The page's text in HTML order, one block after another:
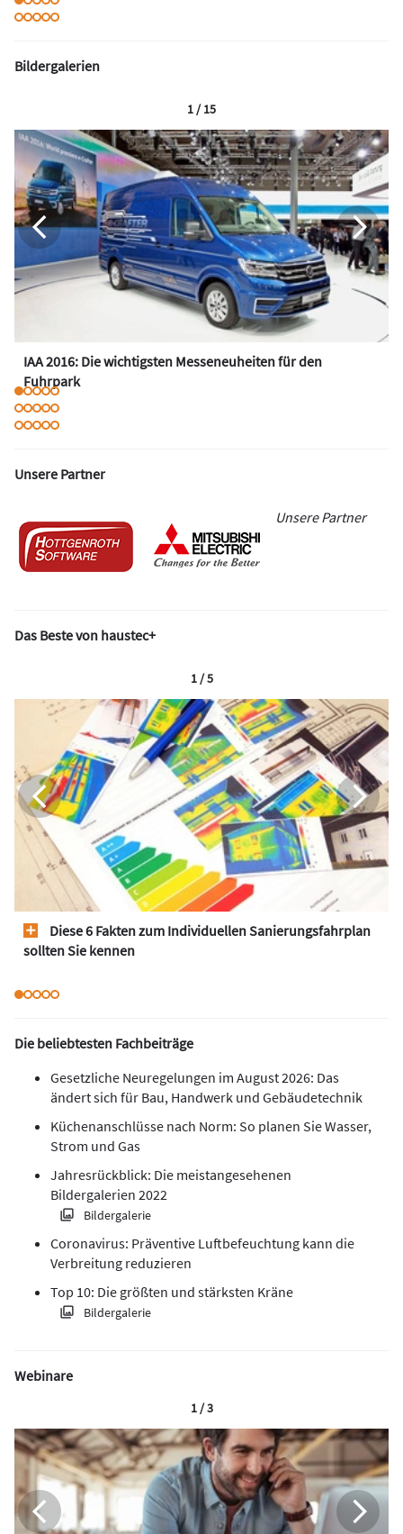
Bildergalerien
IAA 2016: Die wichtigsten Messeneuheiten für den
Fuhrpark
1 / 15
Unsere Partner
Unsere Partner
Das Beste von haustec+
Diese 6 Fakten zum Individuellen Sanierungsfahrplan
sollten Sie kennen
1 / 5
Die beliebtesten Fachbeiträge
Gesetzliche Neuregelungen im August 2026: Das
ändert sich für Bau, Handwerk und Gebäudetechnik
Küchenanschlüsse nach Norm: So planen Sie Wasser,
Strom und Gas
Jahresrückblick: Die meistangesehenen
Bildergalerien 2022
Bildergalerie
Coronavirus: Präventive Luftbefeuchtung kann die
Verbreitung reduzieren
Top 10: Die größten und stärksten Kräne
Bildergalerie
Webinare
1 / 3